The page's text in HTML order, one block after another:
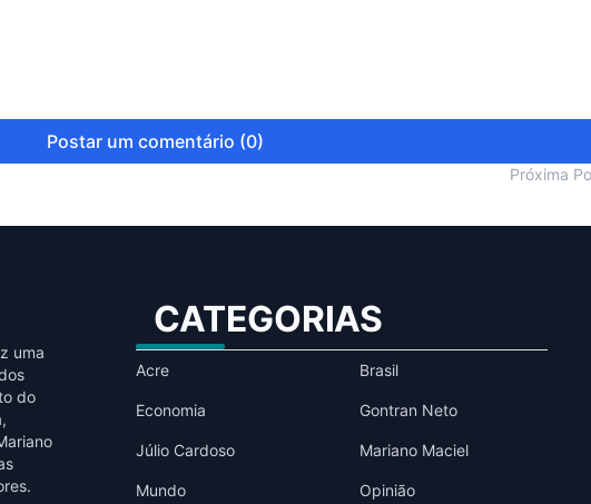
Postar um comentário (0)
Próxima
uma
do
CATEGORIAS
Acre Brasil
Economia Gontran Neto
Júlio Cardoso Mariano Maciel
Mundo Opinião